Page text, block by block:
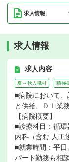
求人情報
求人情報
求人内容
夏～秋入職可 積極
■病院において
と供給、ＤＩ業
【病院概要】
■診療科目：循
内科（含む 人工
■就業時間：平
パート勤務も相